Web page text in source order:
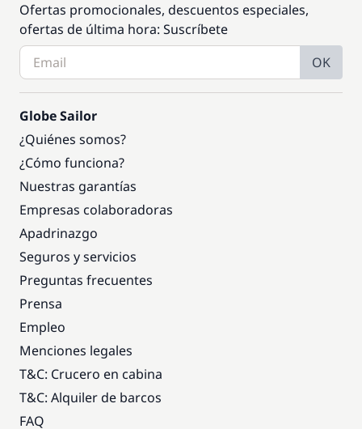
Ofertas promocionales, descuentos especiales,
ofertas de última hora: Suscríbete
OK
Globe Sailor
¿Quiénes somos?
¿Cómo funciona?
Nuestras garantías
Empresas colaboradoras
Apadrinazgo
Seguros y servicios
Preguntas frecuentes
Prensa
Empleo
Menciones legales
T&C: Crucero en cabina
T&C: Alquiler de barcos
FAQ